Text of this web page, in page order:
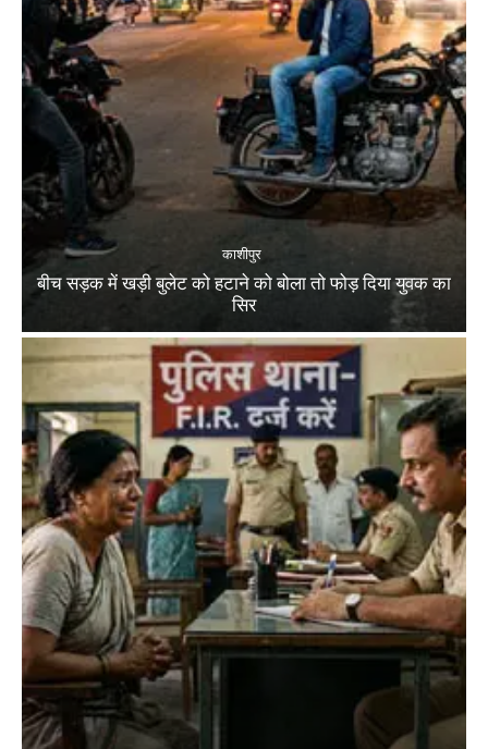
काशीपुर
बीच सड़क में खड़ी बुलेट को हटाने को बोला तो फोड़ दिया युवक का
सिर